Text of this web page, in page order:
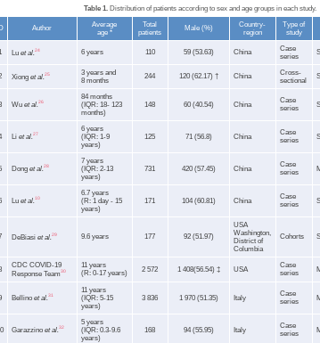
Table 1. Distribution of patients according to sex and age groups in each study.
Author
Average
age *
Total
patients
Male (%)
Country-
region
Type of
study
Lu et al. 24 6 years 110 59 (53.63) China
Case
series
Xiong et al. 25
3 years and
8 months
244 120 (62.17) † China
Cross-
sectional
Wu et al. 26
84 months
(IQR: 18- 123
months)
148 60 (40.54) China
Case
series
Li et al. 27
6 years
(IQR: 1-9
years)
125 71 (56.8) China
Case
series
Dong et al. 28
7 years
(IQR: 2-13
years)
731 420 (57.45) China
Case
series
Lu et al. 10
6.7 years
(R: 1 day - 15
years)
171 104 (60.81) China
Case
series
DeBiasi et al. 29 9.6 years 177 92 (51.97)
USA
Washington,
District of
Columbia
Cohorts
CDC COVID-19
Response Team30
11 years
(R: 0-17 years)
2 572 1 408(56.54) ‡ USA
Case
series
Bellino et al. 31
11 years
(IQR: 5-15
years)
3 836 1 970 (51.35) Italy
Case
series
Garazzino et al. 32
5 years
(IQR: 0.3-9.6
years)
168 94 (55.95) Italy
Case
series